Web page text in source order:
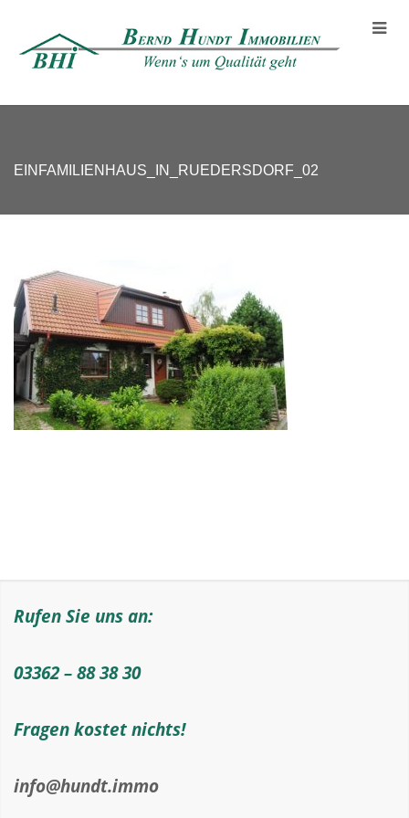
EINFAMILIENHAUS_IN_RUEDERSDORF_02
Rufen Sie uns an:
03362 – 88 38 30
Fragen kostet nichts!
info@hundt.immo